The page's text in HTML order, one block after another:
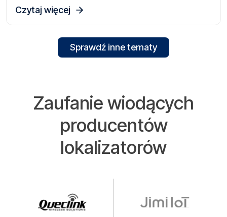
bramkami, czujnikami i fizycznymi zasobami.
Czytaj więcej
Sprawdź inne tematy
Zaufanie wiodących
producentów
lokalizatorów